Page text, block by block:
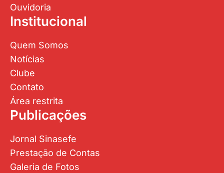
Ouvidoria
Institucional
Quem Somos
Notícias
Clube
Contato
Área restrita
Publicações
Jornal Sinasefe
Prestação de Contas
Galeria de Fotos